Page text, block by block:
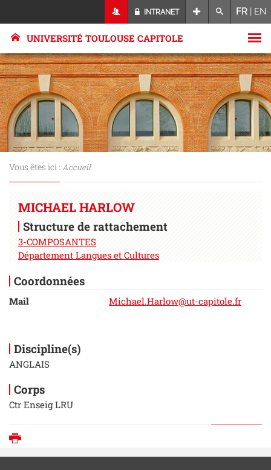
INTRANET FR | EN
UNIVERSITÉ TOULOUSE CAPITOLE
Vous êtes ici : Accueil
MICHAEL HARLOW
Structure de rattachement
3-COMPOSANTES
Département Langues et Cultures
Coordonnées
Mail Michael.Harlow@ut-capitole.fr
Discipline(s)
ANGLAIS
Corps
Ctr Enseig LRU